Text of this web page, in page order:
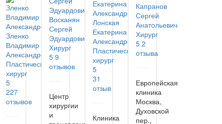
Зленко
Владимир
Александрович
Пластический
хирург
5
227
отзывов
Восканян
Сергей
Эдуардович
Хирург
5 9
отзывов
Центр
хирургии
и
Лонская
Екатерина
Александровна
Пластический
хирург
5
31
отзыв
Клиника
Капранов
Сергей
Анатольевич
Хирург
5 2
отзыва
Европейская
клиника
Москва,
Духовской
пер.,